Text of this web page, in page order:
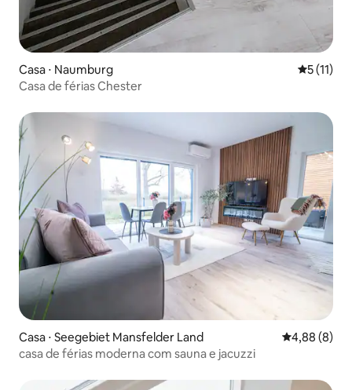
Casa ⋅ Naumburg 5 de uma
5 (11)
Casa de férias Chester
Casa ⋅ Seegebiet Mansfelder Land 4,88 de uma
4,88 (8)
casa de férias moderna com sauna e jacuzzi